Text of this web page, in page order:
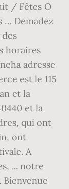
/ Fêtes O
… Demadez
horaires
adresse
est le 115
et la
et la
qui ont
ont
A
... notre